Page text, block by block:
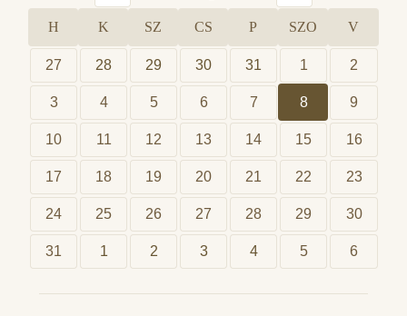
H K SZ CS P SZO V
27 28 29 30 31 1 2
3 4 5 6 7 8 9
10 11 12 13 14 15 16
17 18 19 20 21 22 23
24 25 26 27 28 29 30
31 1 2 3 4 5 6